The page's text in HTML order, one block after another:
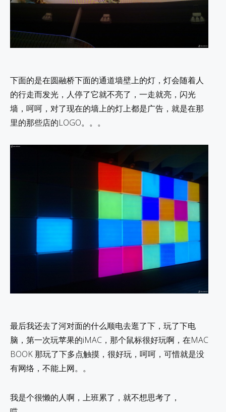
下面的是在圆融桥下面的通道墙壁上的灯，灯会随着人
的行走而发光，人停了它就不亮了，一走就亮，闪光
墙，呵呵，对了现在的墙上的灯上都是广告，就是在那
里的那些店的LOGO。。。
最后我还去了河对面的什么顺电去逛了下，玩了下电
脑，第一次玩苹果的iMAC，那个鼠标很好玩啊，在MAC
BOOK 那玩了下多点触摸，很好玩，呵呵，可惜就是没
有网络，不能上网。。
我是个很懒的人啊，上班累了，就不想思考了，